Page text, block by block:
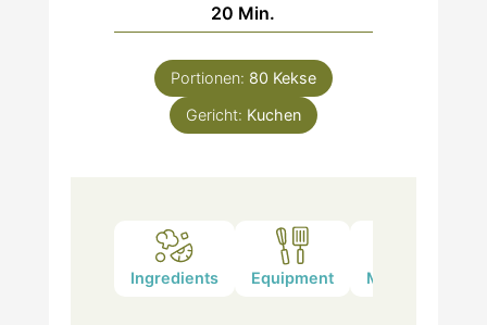
20 Minuten
Min.
Portionen: 80 Kekse
Gericht: Kuchen
Ingredients Equipment Method